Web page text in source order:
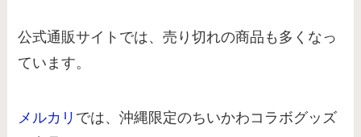
公式通販サイトでは、売り切れの商品も多くなっ
ています。
メルカリ では、沖縄限定のちいかわコラボグッズ